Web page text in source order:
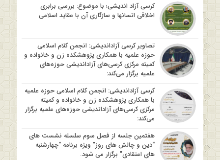
کرسی آزاد اندیشی؛ با موضوع: بررسی برابری
اخلاقی انسانها و سازگاری آن با عقاید اسلامی
تصاویر کرسی آزاداندیشی: انجمن کلام اسلامی
حوزه علمیه با همکاری پژوهشکده زن و خانواده و
کمیته مرکزی کرسی‌های آزاداندیشی حوزه‌های
علمیه برگزار می‌کند:
کرسی آزاداندیشی: انجمن کلام اسلامی حوزه علمیه
با همکاری پژوهشکده زن و خانواده و کمیته
مرکزی کرسی‌های آزاداندیشی حوزه‌های علمیه برگزار
می‌کند:
هفتمین جلسه از فصل سوم سلسله نشست های
“دین و چالش های روز” ویژه برنامه “چهارشنبه
های اعتقادی” برگزار می شود.